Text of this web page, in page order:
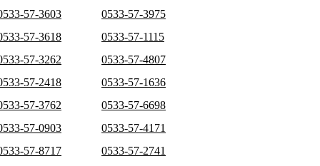
57-3603
0533-57-3975
57-3618
0533-57-1115
57-3262
0533-57-4807
57-2418
0533-57-1636
57-3762
0533-57-6698
57-0903
0533-57-4171
57-8717
0533-57-2741